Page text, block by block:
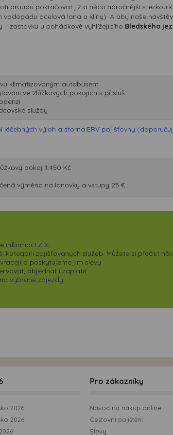
proudu pokračovat již o něco náročnější stezkou
ocelová lana a klíny). A aby naše
zastávku u pohádkově vyhlížejícího Bledského
klimatizovaným autobusem
ve 2lůžkových pokojích s přísluš.
služby
léčebných výloh a storna ERV pojišťovny
pokoj 1.450 Kč
výměna na lanovky a vstupy 25 €.
informací ZDE
kategorii zajišťovaných služeb. Můžete si přečíst
a poskytujeme jim slevy
objednat i zaplatit
vybrané zájezdy
2026
2026
Pro zákazníky
Návod na nákup online
Cestovní pojištění
Slevy